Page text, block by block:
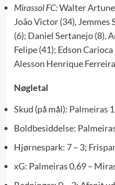
Mirassol FC:Walter Artune
João Victor (34), Jemmes
(6); Daniel Sertanejo (8),
Felipe (41); Edson
Alesson Henrique
Nøgletal
Skud (på mål): Palmeiras
Boldbesiddelse:
Hjørnespark: 7 – 3;
xG: Palmeiras 0,69 –